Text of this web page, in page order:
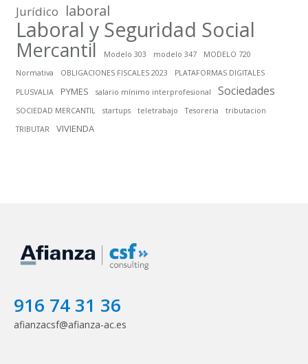
Jurídico laboral
Laboral y Seguridad Social
Mercantil Modelo 303 modelo 347
MODELO 720
Normativa
OBLIGACIONES FISCALES 2023
PLATAFORMAS DIGITALES
PLUSVALIA
PYMES salario mínimo interprofesional Sociedades
SOCIEDAD MERCANTIL startups teletrabajo Tesoreria
tributacion
TRIBUTAR
VIVIENDA
916 74 31 36
afianzacsf@afianza-ac.es